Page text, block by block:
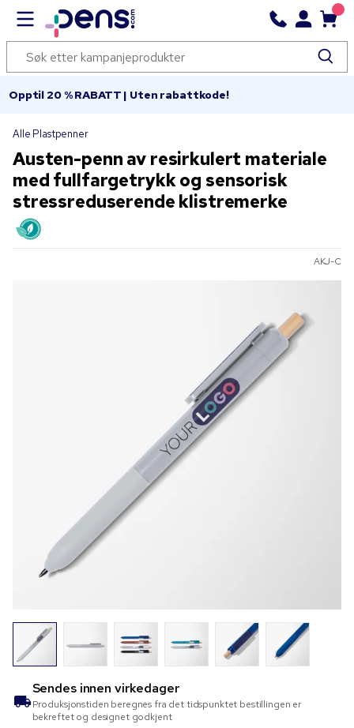
Opptil 20 % RABATT | Uten rabattkode!
Alle Plastpenner
Austen-penn av resirkulert materiale
med fullfargetrykk og sensorisk
stressreduserende klistremerke
AKJ-C
Sendes innen virkedager
Produksjonstiden beregnes fra det tidspunktet bestillingen er
bekreftet og designet godkjent